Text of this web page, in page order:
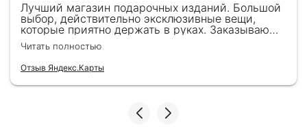
Лучший магазин подарочных изданий. Большой
выбор, действительно эксклюзивные вещи,
которые приятно держать в руках. Заказываю
здесь уже второй раз для бизнес-партнеров,
всегда всё безупречно — от общения с
консультантами до качества самих книг.
Однозначно рекомендую
Читать полностью
Отзыв Яндекс.Карты